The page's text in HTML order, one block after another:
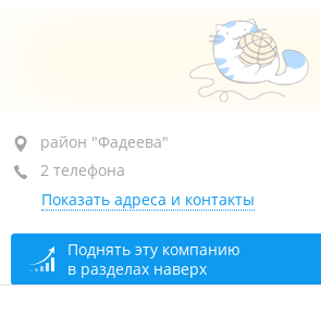
район "Фадеева", ул. Фадеева, 30 стр. 3
+7 964 453-55-53
+7 914 076-14-76
сегодня закрыто
район "Фадеева"
2 телефона
Показать адреса и контакты
Поднять эту компанию
в разделах наверх